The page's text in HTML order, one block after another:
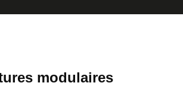
modulaires